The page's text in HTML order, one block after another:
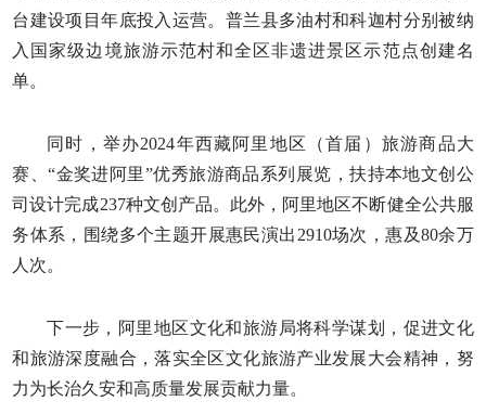
台建设项目年底投入运营。普兰县多油村和科迦村分别被纳
入国家级边境旅游示范村和全区非遗进景区示范点创建名
单。
同时，举办2024年西藏阿里地区（首届）旅游商品大
赛、“金奖进阿里”优秀旅游商品系列展览，扶持本地文创公
司设计完成237种文创产品。此外，阿里地区不断健全公共服
务体系，围绕多个主题开展惠民演出2910场次，惠及80余万
人次。
下一步，阿里地区文化和旅游局将科学谋划，促进文化
和旅游深度融合，落实全区文化旅游产业发展大会精神，努
力为长治久安和高质量发展贡献力量。